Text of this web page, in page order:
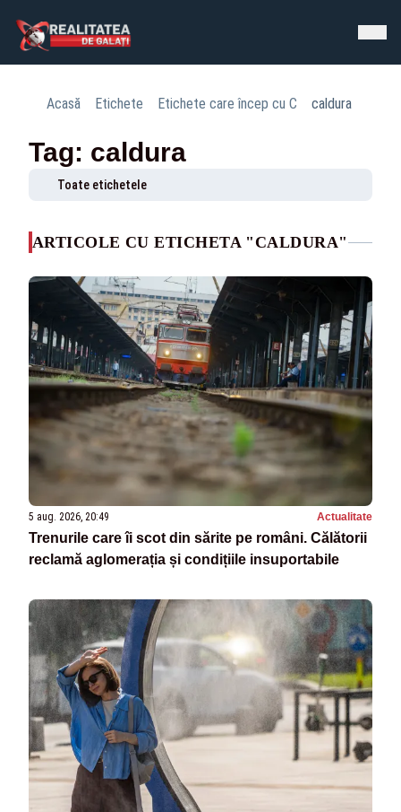
Acasă Etichete Etichete care încep cu C caldura
Tag: caldura
Toate etichetele
ARTICOLE CU ETICHETA "CALDURA"
5 aug. 2026, 20:49 Actualitate
Trenurile care îi scot din sărite pe români. Călătorii
reclamă aglomerația și condițiile insuportabile